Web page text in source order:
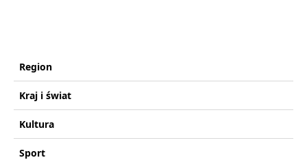
Region
Kraj i świat
Kultura
Sport